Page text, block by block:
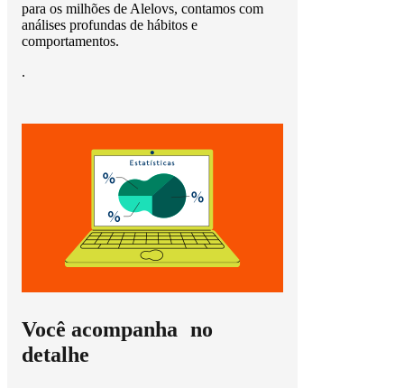
para os milhões de Alelovs, contamos com
análises profundas de hábitos e
comportamentos.
.
Você acompanha no
detalhe